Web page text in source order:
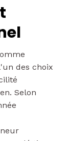
des choix
Selon